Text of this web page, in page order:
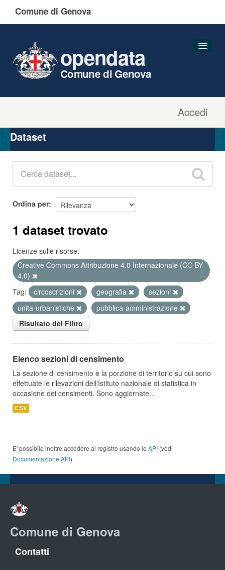
Comune di Genova
Accedi
opendata
Comune di Genova
Organizzazioni
Gruppi
Dataset
Ordina per
1 dataset trovato
Licenze sulle risorse:
Creative Commons Attribuzione 4.0 Internazionale (CC BY
4.0)
Tag:
circoscrizioni geografia
sezioni
unita-urbanistiche
pubblica-amministrazione
Risultato del Filtro
Elenco sezioni di censimento
La sezione di censimento è la porzione di territorio su cui sono
effettuate le rilevazioni dell'Istituto nazionale di statistica in
occasione dei censimenti. Sono aggiornate...
CSV
E' possibile inoltre accedere al registro usando le API (vedi
Documentazione API).
Comune di Genova
Contatti